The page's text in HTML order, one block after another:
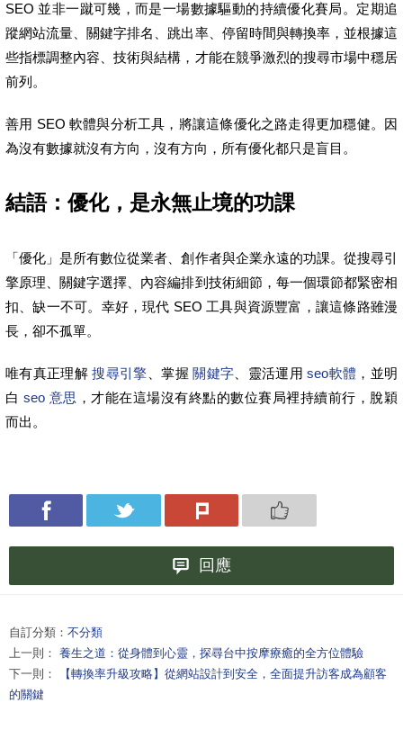
SEO 並非一蹴可幾，而是一場數據驅動的持續優化賽局。定期追
蹤網站流量、關鍵字排名、跳出率、停留時間與轉換率，並根據這
些指標調整內容、技術與結構，才能在競爭激烈的搜尋市場中穩居
前列。
善用 SEO 軟體與分析工具，將讓這條優化之路走得更加穩健。因
為沒有數據就沒有方向，沒有方向，所有優化都只是盲目。
結語：優化，是永無止境的功課
「優化」是所有數位從業者、創作者與企業永遠的功課。從搜尋引
擎原理、關鍵字選擇、內容編排到技術細節，每一個環節都緊密相
扣、缺一不可。幸好，現代 SEO 工具與資源豐富，讓這條路雖漫
長，卻不孤單。
唯有真正理解搜尋引擎 、掌握 關鍵字 、靈活運用seo軟體 ，並明
白seo 意思 ，才能在這場沒有終點的數位賽局裡持續前行，脫穎
而出。
回應
自訂分類： 不分類
上一則： 養生之道：從身體到心靈，探尋台中按摩療癒的全方位體驗
下一則：
【轉換率升級攻略】從網站設計到安全，全面提升訪客成為顧客
的關鍵